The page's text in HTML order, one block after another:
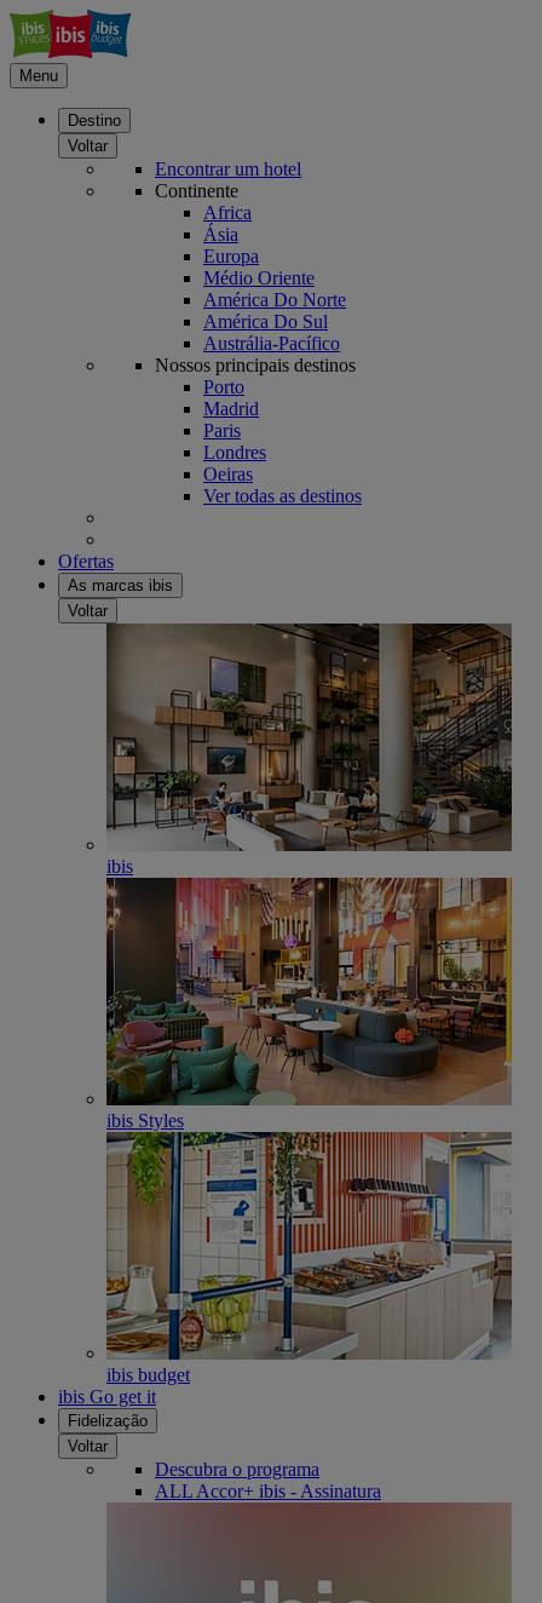
Menu
Destino
Voltar
Encontrar um hotel
Continente
Africa
Ásia
Europa
Médio Oriente
América Do Norte
América Do Sul
Austrália-Pacífico
Nossos principais destinos
Porto
Madrid
Paris
Londres
Oeiras
Ver todas as destinos
Ofertas
As marcas ibis
Voltar
ibis
ibis Styles
ibis budget
ibis Go get it
Fidelização
Voltar
Descubra o programa
ALL Accor+ ibis - Assinatura